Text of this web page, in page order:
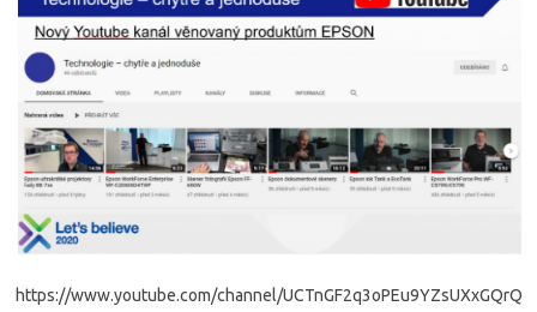
https://www.youtube.com/channel/UCTnGF2q3oPEu9YZsUXxGQrQ